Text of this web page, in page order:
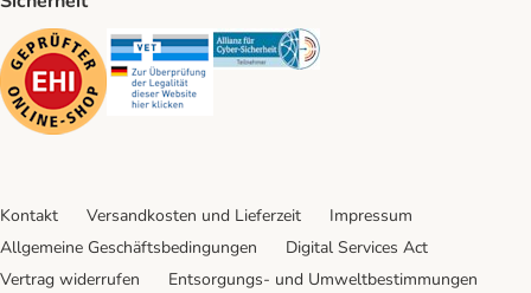
Security Security Security
Kontakt Versandkosten und Lieferzeit
Impressum
Allgemeine Geschäftsbedingungen
Digital Services Act
Vertrag widerrufen
Entsorgungs- und Umweltbestimmungen